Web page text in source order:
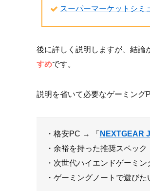
スーパーマーケットシミ
後に詳しく説明しますが、結論
すめです。
説明を省いて必要なゲーミング
・格安PC → 「 NEXTGEAR
・余裕を持った推奨スペック
・次世代ハイエンドゲーミ
・ゲーミングノートで遊びた